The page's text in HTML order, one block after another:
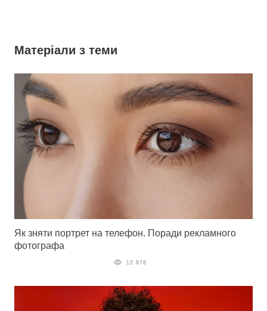
Матеріали з теми
Як зняти портрет на телефон. Поради рекламного
фотографа
12 878